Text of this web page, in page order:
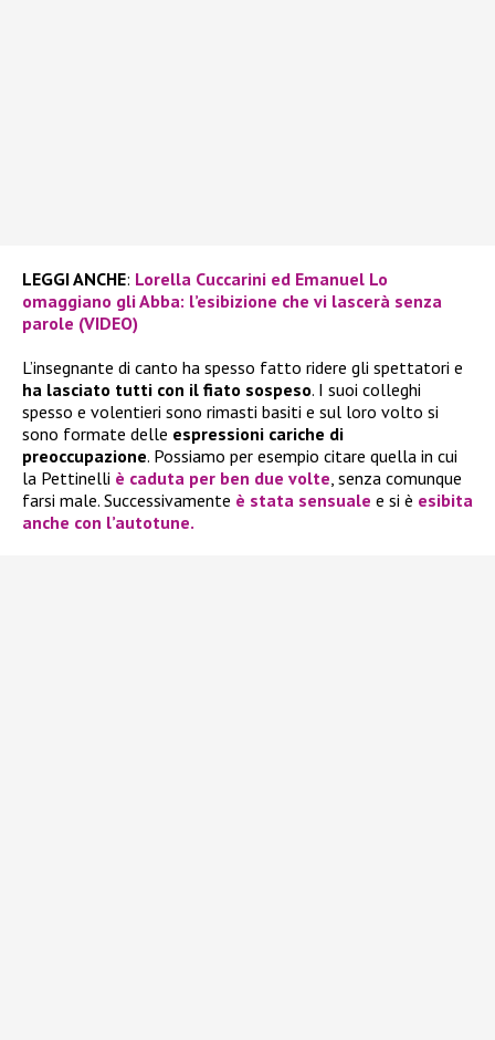
LEGGI ANCHE: Lorella Cuccarini ed Emanuel Lo
omaggiano gli Abba: l’esibizione che vi lascerà senza
parole (VIDEO)
L’insegnante di canto ha spesso fatto ridere gli spettatori e
ha lasciato tutti con il fiato sospeso. I suoi colleghi
spesso e volentieri sono rimasti basiti e sul loro volto si
sono formate delle espressioni cariche di
preoccupazione. Possiamo per esempio citare quella in cui
la Pettinelli è caduta per ben due volte, senza comunque
farsi male. Successivamente è stata sensuale e si è esibita
anche con l’autotune.